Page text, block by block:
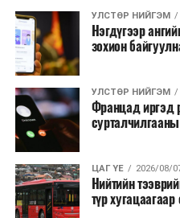
хамт олны урлаг,
байгуулахгүй байх,
болгохгүй байх, эрчим
сургалтыг цахим
хаагчдыг зарим өдрүүдэд
хэмжээг үргэлжлүүлэхийг
Төсвийн сахилга бат
хязгаарлалтыг үе
УЛСТӨР НИЙГЭМ
Нэгдүгээр
зохион
УЛСТӨР НИЙГЭМ
Францад иргэд
ЦАГ ҮЕ 2026/08/
Нийтийн
түр